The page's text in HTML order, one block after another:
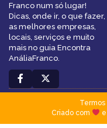
Franco num só lugar!
Dicas, onde ir, o que fazer,
as melhores empresas,
locais, serviços e muito
mais no guia Encontra
AnáliaFranco.
Termos|
Criado com
e